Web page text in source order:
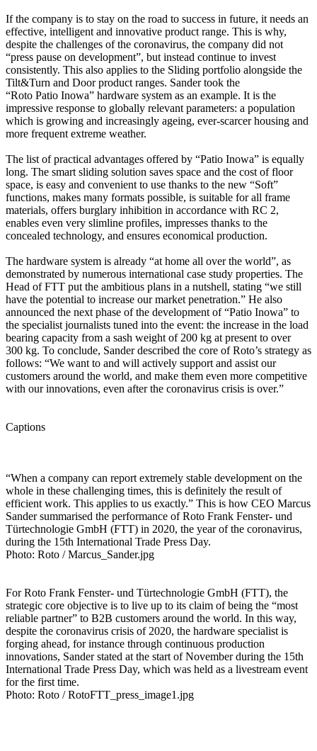
If the company is to stay on the road to success in future, it needs an
effective, intelligent and innovative product range. This is why,
despite the challenges of the coronavirus, the company did not
“press pause on development”, but instead continue to invest
consistently. This also applies to the Sliding portfolio alongside the
Tilt&Turn and Door product ranges. Sander took the
“Roto Patio Inowa” hardware system as an example. It is the
impressive response to globally relevant parameters: a population
which is growing and increasingly ageing, ever-scarcer housing and
more frequent extreme weather.
The list of practical advantages offered by “Patio Inowa” is equally
long. The smart sliding solution saves space and the cost of floor
space, is easy and convenient to use thanks to the new “Soft”
functions, makes many formats possible, is suitable for all frame
materials, offers burglary inhibition in accordance with RC 2,
enables even very slimline profiles, impresses thanks to the
concealed technology, and ensures economical production.
The hardware system is already “at home all over the world”, as
demonstrated by numerous international case study properties. The
Head of FTT put the ambitious plans in a nutshell, stating “we still
have the potential to increase our market penetration.” He also
announced the next phase of the development of “Patio Inowa” to
the specialist journalists tuned into the event: the increase in the load
bearing capacity from a sash weight of 200 kg at present to over
300 kg. To conclude, Sander described the core of Roto’s strategy as
follows: “We want to and will actively support and assist our
customers around the world, and make them even more competitive
with our innovations, even after the coronavirus crisis is over.”
Captions
“When a company can report extremely stable development on the
whole in these challenging times, this is definitely the result of
efficient work. This applies to us exactly.” This is how CEO Marcus
Sander summarised the performance of Roto Frank Fenster- und
Türtechnologie GmbH (FTT) in 2020, the year of the coronavirus,
during the 15th International Trade Press Day.
Photo: Roto / Marcus_Sander.jpg
For Roto Frank Fenster- und Türtechnologie GmbH (FTT), the
strategic core objective is to live up to its claim of being the “most
reliable partner” to B2B customers around the world. In this way,
despite the coronavirus crisis of 2020, the hardware specialist is
forging ahead, for instance through continuous production
innovations, Sander stated at the start of November during the 15th
International Trade Press Day, which was held as a livestream event
for the first time.
Photo: Roto / RotoFTT_press_image1.jpg